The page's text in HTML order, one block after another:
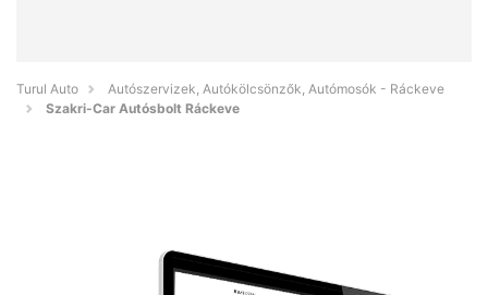
Turul Auto
Autószervizek, Autókölcsönzők, Autómosók - Ráckeve
Szakri-Car Autósbolt Ráckeve